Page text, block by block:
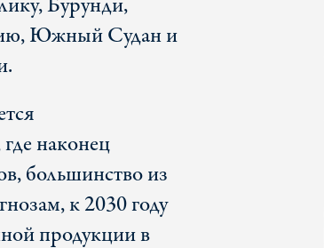
Южный Судан и
наконец
большинство из
к 2030 году
продукции в